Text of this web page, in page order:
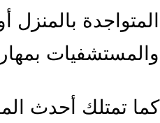
المتواجدة
والمستشفيات
كما تمتلك أحدث